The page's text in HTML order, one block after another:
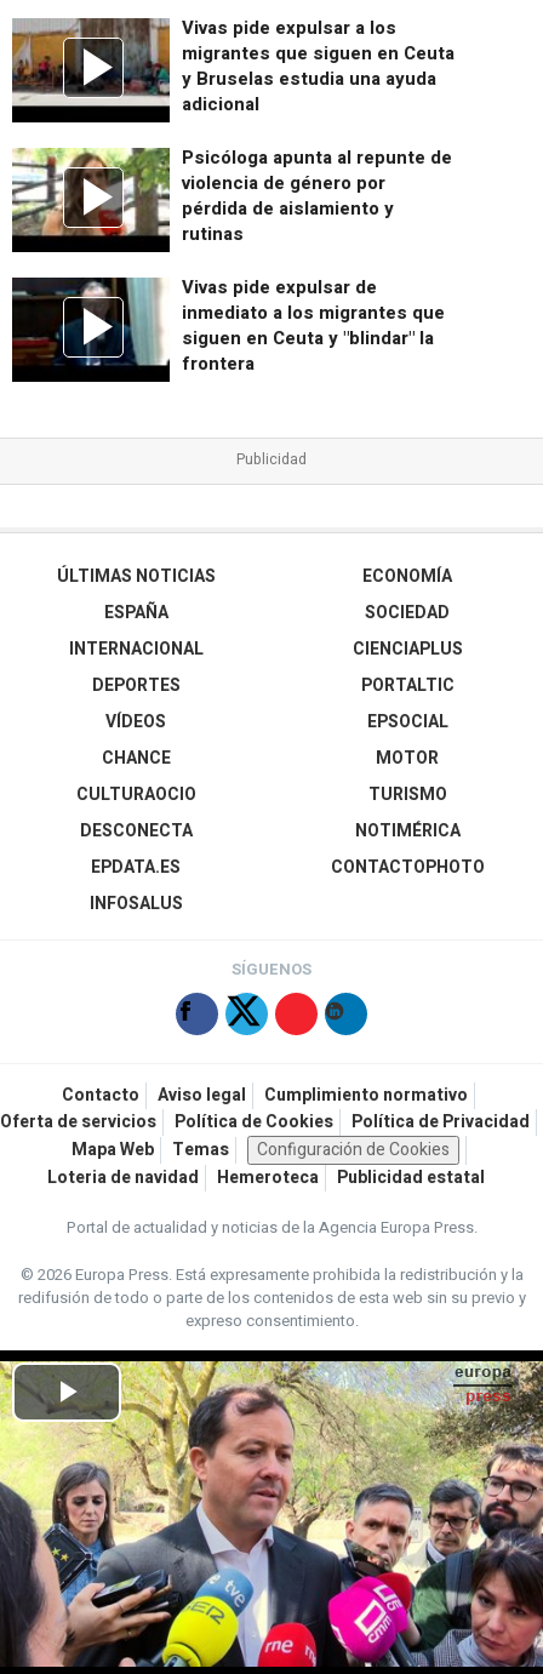
Vivas pide expulsar a los
migrantes que siguen en Ceuta
y Bruselas estudia una ayuda
adicional
Psicóloga apunta al repunte de
violencia de género por
pérdida de aislamiento y
rutinas
Vivas pide expulsar de
inmediato a los migrantes que
siguen en Ceuta y "blindar" la
frontera
ÚLTIMAS NOTICIAS
ESPAÑA
INTERNACIONAL
DEPORTES
VÍDEOS
ECONOMÍA
SOCIEDAD
CIENCIAPLUS
PORTALTIC
EPSOCIAL
CHANCE
CULTURAOCIO
DESCONECTA
EPDATA.ES
INFOSALUS
MOTOR
TURISMO
NOTIMÉRICA
CONTACTOPHOTO
SÍGUENOS
Contacto Aviso legal
Cumplimiento normativo
Oferta de servicios
Política de Cookies
Política de Privacidad
Mapa Web
Temas
Configuración de Cookies
Loteria de navidad
Hemeroteca Publicidad estatal
Portal de actualidad y noticias de la Agencia Europa Press.
© 2026 Europa Press.Está expresamente prohibida la redistribución y la
redifusión de todo o parte de los contenidos de esta web sin su previo y
expreso consentimiento.